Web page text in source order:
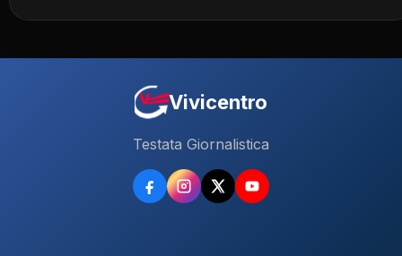
Vivicentro
Testata Giornalistica